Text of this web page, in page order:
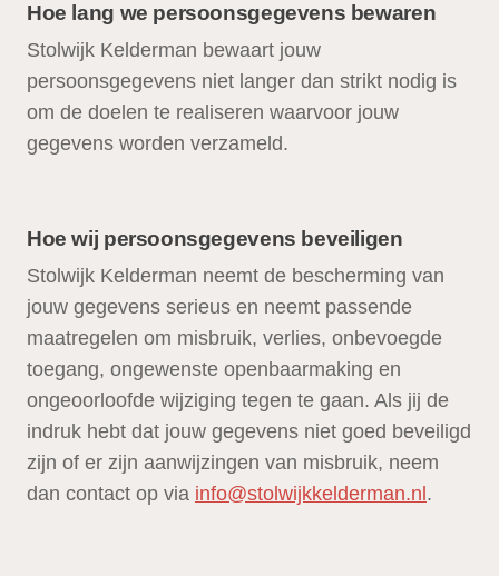
Hoe lang we persoonsgegevens bewaren
Stolwijk Kelderman bewaart jouw
persoonsgegevens niet langer dan strikt nodig is
om de doelen te realiseren waarvoor jouw
gegevens worden verzameld.
Hoe wij persoonsgegevens beveiligen
Stolwijk Kelderman neemt de bescherming van
jouw gegevens serieus en neemt passende
maatregelen om misbruik, verlies, onbevoegde
toegang, ongewenste openbaarmaking en
ongeoorloofde wijziging tegen te gaan. Als jij de
indruk hebt dat jouw gegevens niet goed beveiligd
zijn of er zijn aanwijzingen van misbruik, neem
dan contact op via info@stolwijkkelderman.nl .